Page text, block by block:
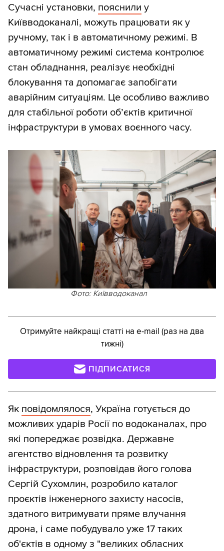
Сучасні установки, пояснили у
Київводоканалі, можуть працювати як у
ручному, так і в автоматичному режимі. В
автоматичному режимі система контролює
стан обладнання, реалізує необхідні
блокування та допомагає запобігати
аварійним ситуаціям. Це особливо важливо
для стабільної роботи об’єктів критичної
інфраструктури в умовах воєнного часу.
Фото: Київводоканал
Отримуйте найкращі статті на e-mail (раз на два
тижні)
ПІДПИСАТИСЯ
Як повідомлялося, Україна готується до
можливих ударів Росії по водоканалах, про
які попереджає розвідка. Державне
агентство відновлення та розвитку
інфраструктури, розповідав його голова
Сергій Сухомлин, розробило каталог
проєктів інженерного захисту насосів,
здатного витримувати пряме влучання
дрона, і саме побудувало уже 17 таких
об'єктів в одному з "великих обласних